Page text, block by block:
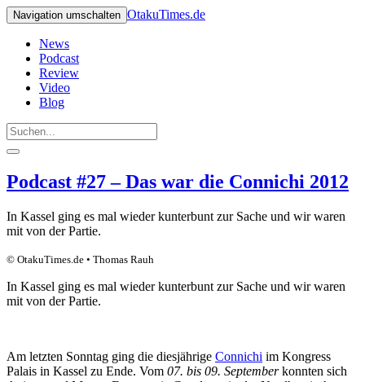
Navigation umschalten OtakuTimes.de
News
Podcast
Review
Video
Blog
Podcast #27 – Das war die Connichi 2012
In Kassel ging es mal wieder kunterbunt zur Sache und wir waren
mit von der Partie.
© OtakuTimes.de • Thomas Rauh
In Kassel ging es mal wieder kunterbunt zur Sache und wir waren
mit von der Partie.
Am letzten Sonntag ging die diesjährige Connichi im Kongress
Palais in Kassel zu Ende. Vom 07. bis 09. Septemberkonnten sich